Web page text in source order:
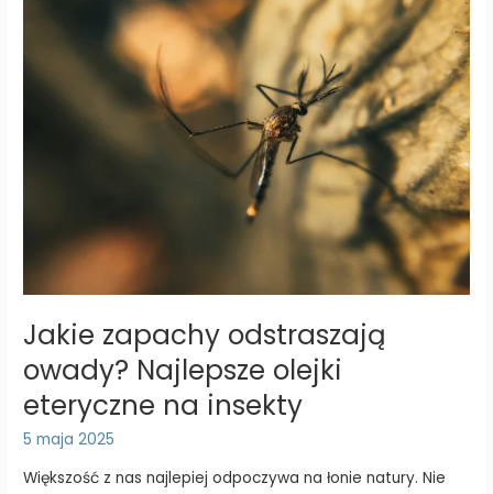
Jakie zapachy odstraszają
owady? Najlepsze olejki
eteryczne na insekty
5 maja 2025
Większość z nas najlepiej odpoczywa na łonie natury. Nie